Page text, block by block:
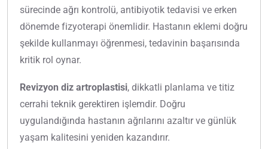
sürecinde ağrı kontrolü, antibiyotik tedavisi ve erken
dönemde fizyoterapi önemlidir. Hastanın eklemi doğru
şekilde kullanmayı öğrenmesi, tedavinin başarısında
kritik rol oynar.
Revizyon diz artroplastisi, dikkatli planlama ve titiz
cerrahi teknik gerektiren işlemdir. Doğru
uygulandığında hastanın ağrılarını azaltır ve günlük
yaşam kalitesini yeniden kazandırır.